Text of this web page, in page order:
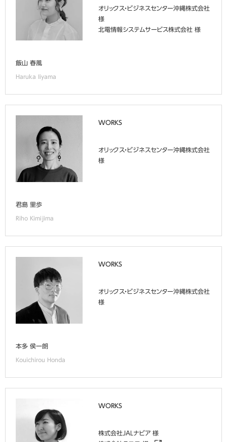
飯山 春風
Haruka Iiyama
オリックス・ビジネスセンター沖縄株式会社
様
北電情報システムサービス株式会社 様
君島 里歩
Riho Kimijima
WORKS
オリックス・ビジネスセンター沖縄株式会社
様
本多 侯一朗
Kouichirou Honda
WORKS
オリックス・ビジネスセンター沖縄株式会社
様
WORKS
株式会社JALナビア 様